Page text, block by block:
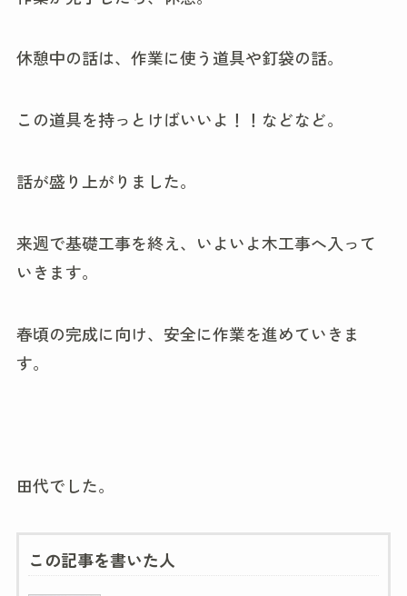
休憩中の話は、作業に使う道具や釘袋の話。
この道具を持っとけばいいよ！！などなど。
話が盛り上がりました。
来週で基礎工事を終え、いよいよ木工事へ入って
いきます。
春頃の完成に向け、安全に作業を進めていきま
す。
田代でした。
この記事を書いた人